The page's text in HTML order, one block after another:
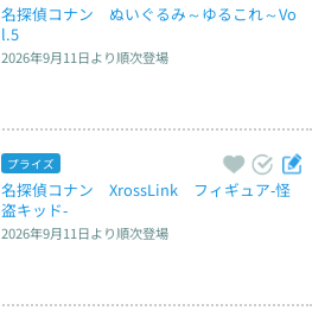
名探偵コナン　ぬいぐるみ～ゆるこれ～Vo
l.5
2026年9月11日より順次登場
プライズ
名探偵コナン　XrossLink　フィギュア‐怪
盗キッド‐
2026年9月11日より順次登場